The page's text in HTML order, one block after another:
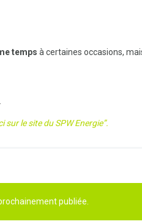
temps à certaines occasions,
le site du SPW Energie”.
publiée.